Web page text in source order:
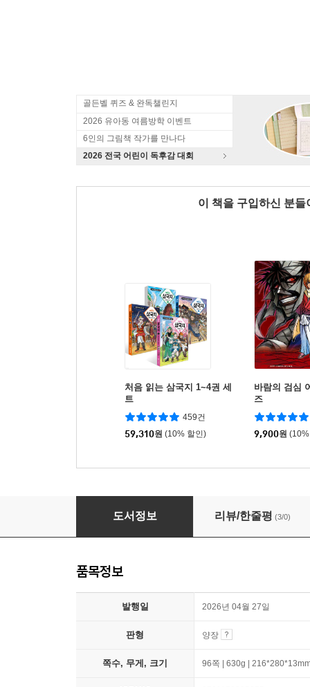
골든벨 퀴즈 & 완독챌린지
2026 유아동 여름방학 이벤트
6인의 그림책 작가를 만나다
2026 전국 어린이 독후감 대회
이 책을 구입하신 분
처음 읽는 삼국지 1~4권 세
트
459건
59,310원 (10% 할인)
바람의 검심
즈
9,900원
한밤중의 세계여행
도서정보 리뷰/한줄평 (3/0)
품목정보
발행일 2026년 04월 27일
판형 양장
쪽수, 무게, 크기 96쪽 | 630g |